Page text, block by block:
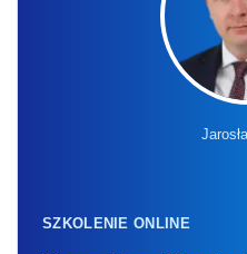
SZKOLENIE ONLINE